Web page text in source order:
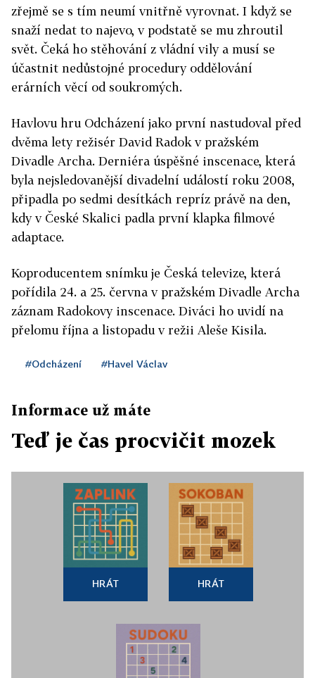
zřejmě se s tím neumí vnitřně vyrovnat. I když se
snaží nedat to najevo, v podstatě se mu zhroutil
svět. Čeká ho stěhování z vládní vily a musí se
účastnit nedůstojné procedury oddělování
erárních věcí od soukromých.
Havlovu hru Odcházení jako první nastudoval před
dvěma lety režisér David Radok v pražském
Divadle Archa. Derniéra úspěšné inscenace, která
byla nejsledovanější divadelní událostí roku 2008,
připadla po sedmi desítkách repríz právě na den,
kdy v České Skalici padla první klapka filmové
adaptace.
Koproducentem snímku je Česká televize, která
pořídila 24. a 25. června v pražském Divadle Archa
záznam Radokovy inscenace. Diváci ho uvidí na
přelomu října a listopadu v režii Aleše Kisila.
#Odcházení #Havel Václav
Informace už máte
Teď je čas procvičit mozek
HRÁT HRÁT